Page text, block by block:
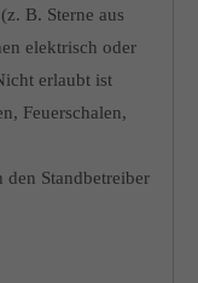
B. Sterne aus
elektrisch oder
erlaubt ist
Feuerschalen,
Standbetreiber